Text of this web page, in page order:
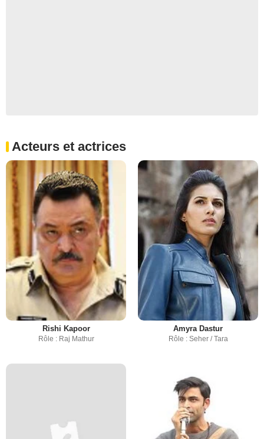
Acteurs et actrices
Rishi Kapoor
Rôle : Raj Mathur
Amyra Dastur
Rôle : Seher / Tara